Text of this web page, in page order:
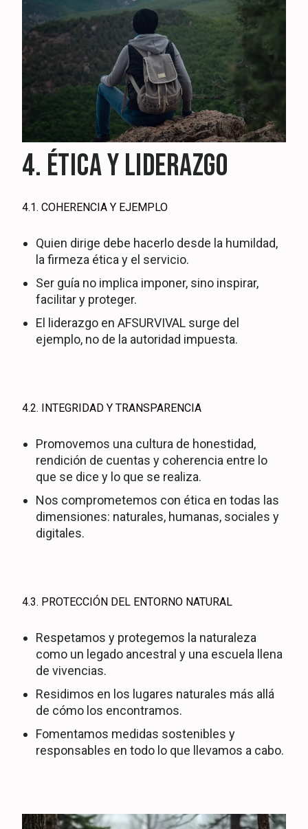
4. ÉTICA Y LIDERAZGO
4.1. COHERENCIA Y EJEMPLO
Quien dirige debe hacerlo desde la humildad,
la firmeza ética y el servicio.
Ser guía no implica imponer, sino inspirar,
facilitar y proteger.
El liderazgo en AFSURVIVAL surge del
ejemplo, no de la autoridad impuesta.
4.2. INTEGRIDAD Y TRANSPARENCIA
Promovemos una cultura de honestidad,
rendición de cuentas y coherencia entre lo
que se dice y lo que se realiza.
Nos comprometemos con ética en todas las
dimensiones: naturales, humanas, sociales y
digitales.
4.3. PROTECCIÓN DEL ENTORNO NATURAL
Respetamos y protegemos la naturaleza
como un legado ancestral y una escuela llena
de vivencias.
Residimos en los lugares naturales más allá
de cómo los encontramos.
Fomentamos medidas sostenibles y
responsables en todo lo que llevamos a cabo.